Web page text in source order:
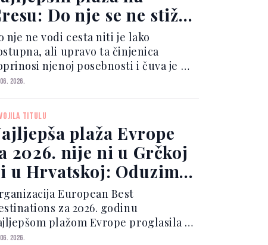
Do nje se ne stiže
ali prizori
dah
nje ne vodi cesta niti je lako
ali upravo ta činjenica
njenoj posebnosti i čuva je od
ljetnih gužvi. Već pogled s
ova uvala redovno nalazi na listama
plaža u...
2026.
TITULU
plaža Evrope
2026. nije ni u Grčkoj
u Hrvatskoj: Oduzima
na prvi pogled
European Best
za 2026. godinu
plažom Evrope proglasila je
de Monte Clérigo, impresivnu
2026.